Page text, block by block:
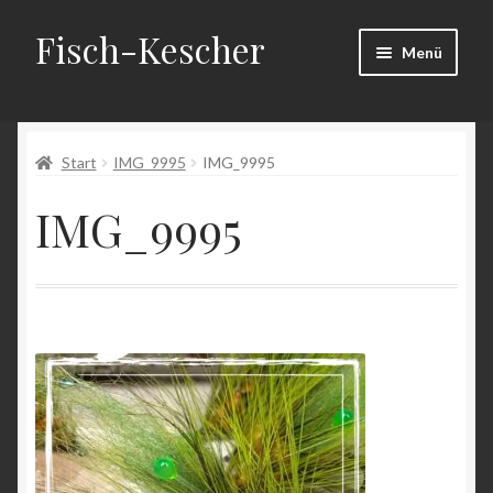
Zur
Navigation
Zum
Inhalt
Fisch-Kescher Menü
AGB
Datenschutzerklärung
Echtheit von Bewertungen
Kasse
Mein Konto
Start IMG_9995 IMG_9995
IMG_9995